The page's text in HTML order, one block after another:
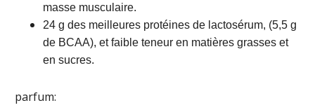
masse musculaire.
24 g des meilleures protéines de lactosérum, (5,5 g
de BCAA), et faible teneur en matières grasses et
en sucres.
parfum